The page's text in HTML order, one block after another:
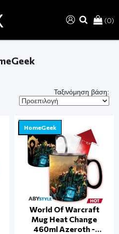
(0)
Ταξινόμηση βάση:
HomeGeek
World Of Warcraft
Mug Heat Change
460ml Azeroth -